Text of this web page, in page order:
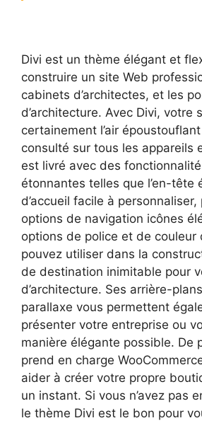
Divi est un thème élégant et
construire un site Web
cabinets d’architectes, et les
d’architecture. Avec Divi, votre
certainement l’air époustouflant
consulté sur tous les appareils
est livré avec des
étonnantes telles que l’en-tête
d’accueil facile à personnaliser,
options de navigation icônes
options de police et de couleur
pouvez utiliser dans la
de destination inimitable pour
d’architecture. Ses arrière-
parallaxe vous permettent
présenter votre entreprise ou
manière élégante possible. De
prend en charge
aider à créer votre propre
un instant. Si vous n’avez pas
le thème Divi est le bon pour